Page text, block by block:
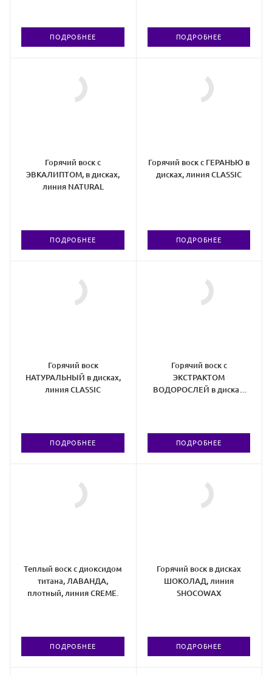
ПОДРОБНЕЕ ПОДРОБНЕЕ
Горячий воск с
ЭВКАЛИПТОМ, в дисках,
линия NATURAL
ПОДРОБНЕЕ
Горячий воск с ГЕРАНЬЮ в
дисках, линия CLASSIC
ПОДРОБНЕЕ
Горячий воск
НАТУРАЛЬНЫЙ в дисках,
линия CLASSIC
ПОДРОБНЕЕ
Горячий воск с
ЭКСТРАКТОМ
ВОДОРОСЛЕЙ в дисках,
ПОДРОБНЕЕ
Теплый воск с диоксидом
титана, ЛАВАНДА,
плотный, линия CREMЕ.
ПОДРОБНЕЕ
Горячий воск в дисках
ШОКОЛАД, линия
SHOCOWAX
ПОДРОБНЕЕ